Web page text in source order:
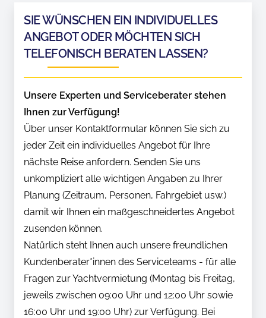
SIE WÜNSCHEN EIN INDIVIDUELLES
ANGEBOT ODER MÖCHTEN SICH
TELEFONISCH BERATEN LASSEN?
Unsere Experten und Serviceberater stehen
Ihnen zur Verfügung!
Über unser Kontaktformular können Sie sich zu
jeder Zeit ein individuelles Angebot für Ihre
nächste Reise anfordern. Senden Sie uns
unkompliziert alle wichtigen Angaben zu Ihrer
Planung (Zeitraum, Personen, Fahrgebiet usw.)
damit wir Ihnen ein maßgeschneidertes Angebot
zusenden können.
Natürlich steht Ihnen auch unsere freundlichen
Kundenberater*innen des Serviceteams - für alle
Fragen zur Yachtvermietung (Montag bis Freitag,
jeweils zwischen 09:00 Uhr und 12:00 Uhr sowie
16:00 Uhr und 19:00 Uhr) zur Verfügung. Bei